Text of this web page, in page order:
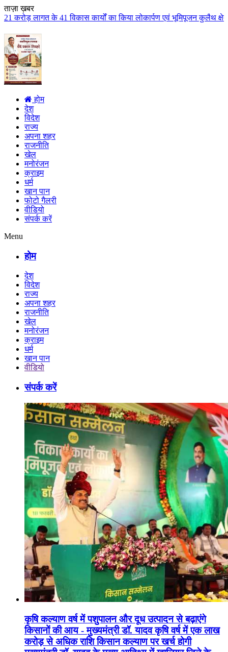
ताज़ा ख़बर
का किया लोकार्पण एवं भूमिपूजन कुलैथ क्षेत्र के विकास के लिये की
होम
देश
विदेश
राज्य
अपना शहर
राजनीति
खेल
मनोरंजन
क्राइम
धर्म
खान पान
फोटो गैलरी
वीडियो
संपर्क करें
Menu
होम
देश
विदेश
राज्य
अपना शहर
राजनीति
खेल
मनोरंजन
क्राइम
धर्म
खान पान
वीडियो
संपर्क करें
कृषि कल्याण वर्ष में पशुपालन और दूध उत्पादन से बढ़ाएंगे
किसानों की आय - मुख्यमंत्री डॉ. यादव कृषि वर्ष में एक लाख
करोड़ से अधिक राशि किसान कल्याण पर खर्च होगी